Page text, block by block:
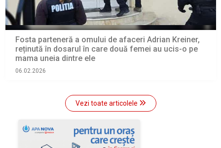
Fosta parteneră a omului de afaceri Adrian Kreiner,
reținută în dosarul în care două femei au ucis-o pe
mama uneia dintre ele
06.02.2026
Vezi toate articolele